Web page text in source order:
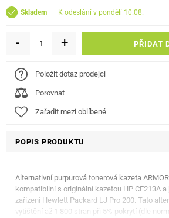
Skladem k odeslání v pondělí 10.08.
- + PŘIDAT
Položit dotaz prodejci
Porovnat
Zařadit mezi oblíbené
POPIS PRODUKTU
Alternativní purpurová tonerová kazeta
kompatibilní s originální kazetou HP CF213A
zařízení Hewlett Packard LJ Pro 200. Tato
vytištění až 1 800 stran při 5% pokrytí (dle